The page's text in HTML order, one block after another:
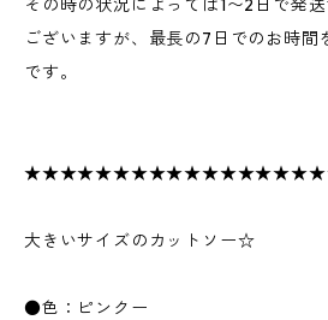
その時の状況によっては1〜2日で発
ございますが、最長の7日でのお時間
です。
大きいサイズのカットソー☆
●色：ピンクー